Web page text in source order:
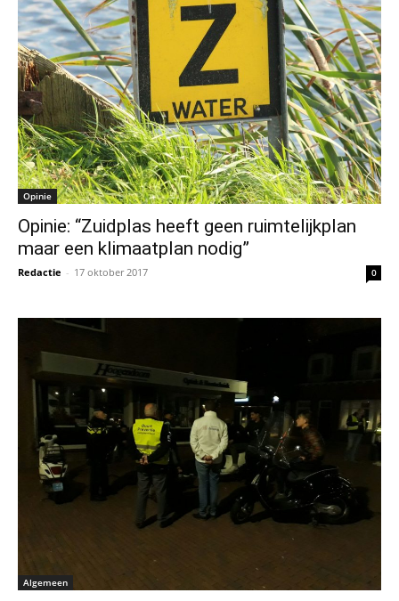
Opinie
Opinie: “Zuidplas heeft geen ruimtelijkplan
maar een klimaatplan nodig”
Redactie - 17 oktober 2017 0
Algemeen